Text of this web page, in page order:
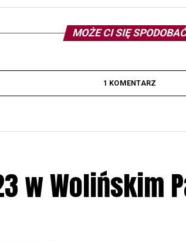
MOŻE CI SIĘ
1 KOMENTARZ
w Wolińskim